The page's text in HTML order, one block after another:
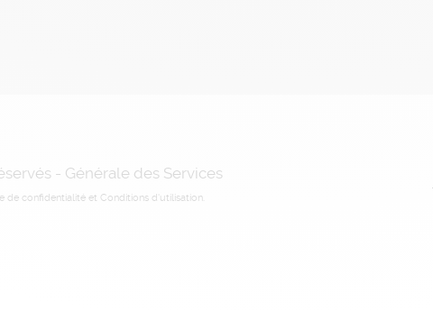
- Générale des Services
de confidentialité et Conditions d'utilisation